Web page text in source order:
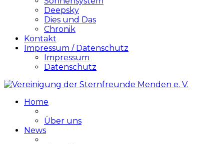
Deepsky
Dies und Das
Chronik
Kontakt
Impressum / Datenschutz
Impressum
Datenschutz
Home
Über uns
News